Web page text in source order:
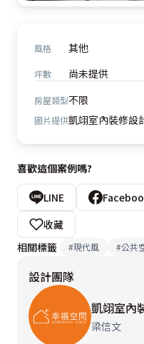
風格 其他
坪數 尚未提供
房屋類型不限
圖片提供凱翊室內裝修設
喜歡這個案例嗎?
LINE
收藏
相關標籤
#現代風 #公共
設計團隊
凱翊室內
梁信文